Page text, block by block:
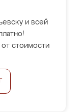
и всей
стоимости